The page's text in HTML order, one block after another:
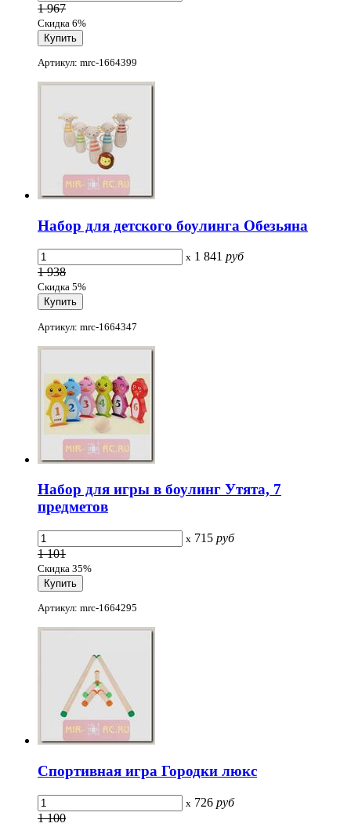
1 967
Скидка 6%
Артикул: mrc-1664399
Набор для детского боулинга Обезьяна
x 1 841 руб
1 938
Скидка 5%
Артикул: mrc-1664347
Набор для игры в боулинг Утята, 7
предметов
x 715 руб
1 101
Скидка 35%
Артикул: mrc-1664295
Спортивная игра Городки люкс
x 726 руб
1 100